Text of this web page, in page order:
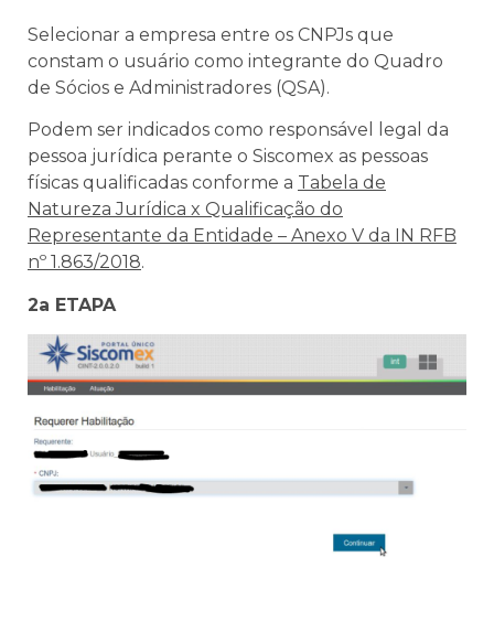
Selecionar a empresa entre os CNPJs que
constam o usuário como integrante do Quadro
de Sócios e Administradores (QSA).
Podem ser indicados como responsável legal da
pessoa jurídica perante o Siscomex as pessoas
físicas qualificadas conforme a Tabela de
Natureza Jurídica x Qualificação do
Representante da Entidade – Anexo V da IN RFB
nº 1.863/2018.
2a ETAPA